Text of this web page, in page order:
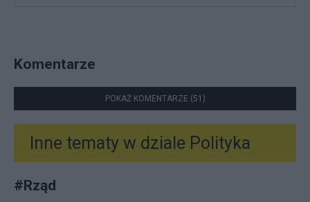
Komentarze
POKAŻ KOMENTARZE (51)
Inne tematy w dziale Polityka
#Rząd